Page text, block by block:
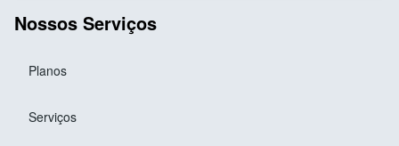
Nossos Serviços
Planos
Serviços